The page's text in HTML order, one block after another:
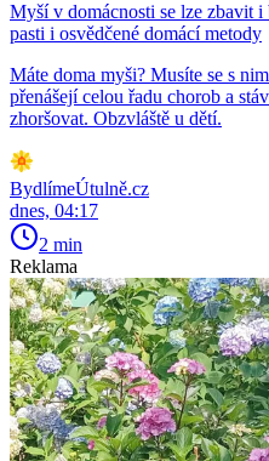
Myší v domácnosti se lze zbavit
pasti i osvědčené domácí metody
Máte doma myši? Musíte se s
přenášejí celou řadu chorob a
zhoršovat. Obzvláště u dětí.
BydlímeÚtulně.cz
dnes, 04:17
2 min
Reklama